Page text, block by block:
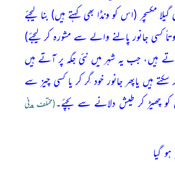
مکسچر (اس کو ونڈا بھی کہتے ہیں) بنا لیجئے
کسی جانور پالنے والے سے مشورہ کر لیجئے)
ہیں، جب یہ شہر میں نئی جگہ پر آتے ہیں
ہیں یاپھر جانور خود گِر کر یا کسی چیز سے
کو چھیڑ کر طیش دلانے سے بچئے۔(مختلف مدنی
گیا